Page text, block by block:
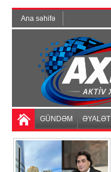
Ana səhifə
GÜNDƏM ƏYALƏT